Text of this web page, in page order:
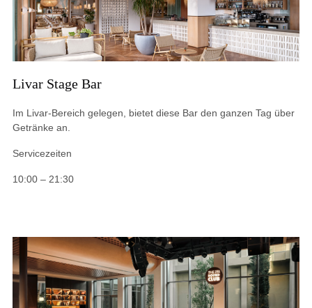
Livar Stage Bar
Im Livar-Bereich gelegen, bietet diese Bar den ganzen Tag über
Getränke an.
Servicezeiten
10:00 – 21:30